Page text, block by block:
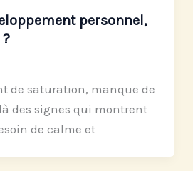
personnel,
de saturation, manque de
des signes qui montrent
de calme et